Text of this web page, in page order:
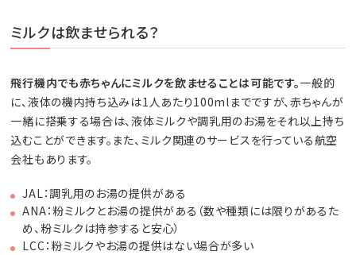
ミルクは飲ませられる？
飛行機内でも赤ちゃんにミルクを飲ませることは可能です。一般的
に、液体の機内持ち込みは1人あたり100mlまでですが、赤ちゃんが
一緒に搭乗する場合は、液体ミルクや調乳用のお湯をそれ以上持ち
込むことができます。また、ミルク関連のサービスを行っている航空
会社もあります。
JAL：調乳用のお湯の提供がある
ANA：粉ミルクとお湯の提供がある（数や種類には限りがあるた
め、粉ミルクは持参すると安心）
LCC：粉ミルクやお湯の提供はない場合が多い